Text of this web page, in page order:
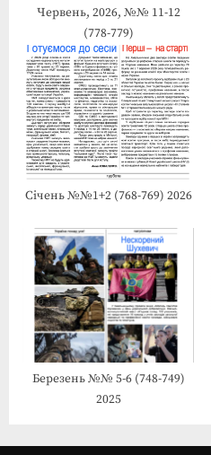
tЧервень, 2026, №№ 11-12
(778-779)
Січень №№1+2 (768-769) 2026
Березень №№ 5-6 (748-749)
2025